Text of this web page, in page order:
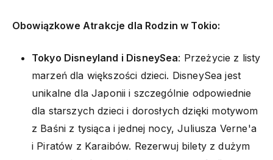
Obowiązkowe Atrakcje dla Rodzin w Tokio:
Tokyo Disneyland i DisneySea: Przeżycie z listy
marzeń dla większości dzieci. DisneySea jest
unikalne dla Japonii i szczególnie odpowiednie
dla starszych dzieci i dorosłych dzięki motywom
z Baśni z tysiąca i jednej nocy, Juliusza Verne'a
i Piratów z Karaibów. Rezerwuj bilety z dużym